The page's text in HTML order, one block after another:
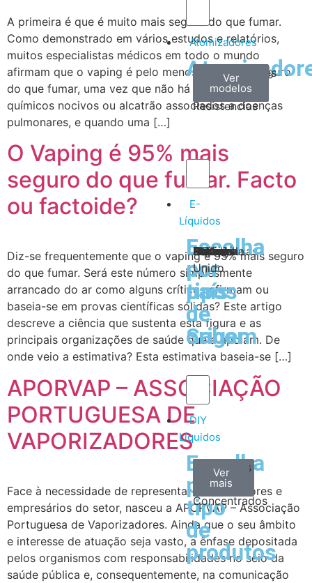
Atomizadores
Claromizadores
Ver
modelos
Reconstruíveis
Ver
modelos
Resistencias
Ver
modelos
E-
Líquidos
Escolha
por
tipos
de
Sabor
Tabaco
Frutas
Bebidas
Frescos
Sobremesas
Escolha
por
país
de
origem
Portugal
Alemanha
USA
Reino
Unido
Canadá
França
Malásia
Filipinas
Espanha
Polónia
Grécia
DIY
Líquidos
Escolha
por
tipo
de
produtos
Aromas
Concentrados
Ver
todos
Bases
Ver
mais
Accesorios
Ver
mais
A primeira é que é muito mais seguro do que fumar.
Como demonstrado em vários estudos e relatórios,
muitos especialistas médicos em todo o mundo
afirmam que o vaping é pelo menos 95% mais seguro
do que fumar, uma vez que não há combustão,
químicos nocivos ou alcatrão associados a doenças
pulmonares, e quando uma […]
O Vaping é 95% mais
seguro do que fumar. Facto
ou factoide?
Diz-se frequentemente que o vaping é 95% mais seguro
do que fumar. Será este número simplesmente
arrancado do ar como alguns críticos afirmam ou
baseia-se em provas científicas sólidas? Este artigo
descreve a ciência que sustenta esta figura e as
principais organizações de saúde que a apoiam. De
onde veio a estimativa? Esta estimativa baseia-se […]
APORVAP – ASSOCIAÇÃO
PORTUGUESA DE
VAPORIZADORES
Face à necessidade de representar os utilizadores e
empresários do setor, nasceu a APORVAP – Associação
Portuguesa de Vaporizadores. Ainda que o seu âmbito
e interesse de atuação seja vasto, a ênfase depositada
pelos organismos com responsabilidades no seio da
saúde pública e, consequentemente, na comunicação